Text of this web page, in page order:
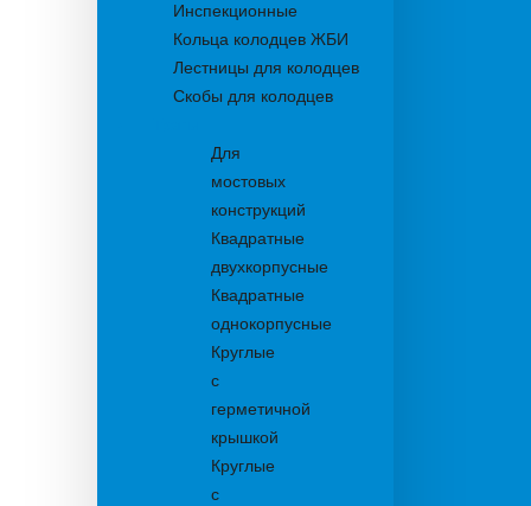
Инспекционные
Кольца колодцев ЖБИ
Лестницы для колодцев
Скобы для колодцев
Для
мостовых
конструкций
Квадратные
двухкорпусные
Квадратные
однокорпусные
Круглые
с
герметичной
крышкой
Круглые
с